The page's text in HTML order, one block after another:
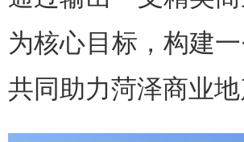
为核心目标，构建
共同助力菏泽商业